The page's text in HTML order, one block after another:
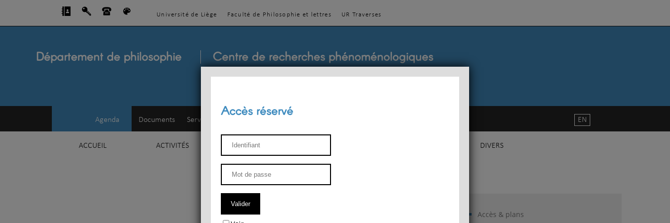
Université de Liège Faculté de Philosophie et lettres UR Traverses
Département de philosophie Centre de recherches phénoménologiques
Agenda Documents Service d'esthétique
ACCUEIL ACTIVITÉS ENSEIGNEMENT DIVERS
EN
Accès & plans
Accès réservé